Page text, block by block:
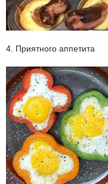
4. Приятного аппетита